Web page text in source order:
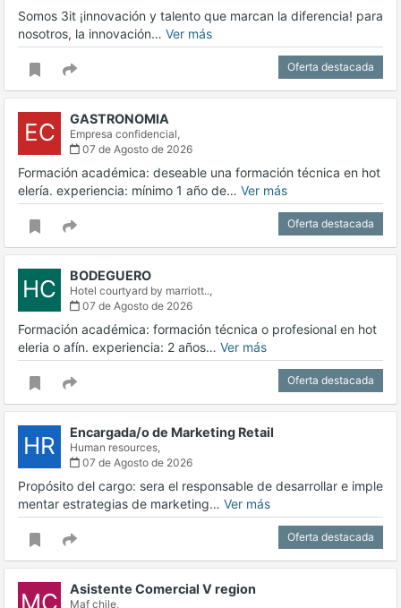
Somos 3it ¡innovación y talento que marcan la diferencia! para
nosotros, la innovación… Ver más
Oferta destacada
EC GASTRONOMIA
Empresa confidencial,
07 de Agosto de 2026
Formación académica: deseable una formación técnica en hot
elería. experiencia: mínimo 1 año de… Ver más
Oferta destacada
HC BODEGUERO
Hotel courtyard by marriott..,
07 de Agosto de 2026
Formación académica: formación técnica o profesional en hot
eleria o afín. experiencia: 2 años… Ver más
Oferta destacada
HR Encargada/o de Marketing Retail
Human resources,
07 de Agosto de 2026
Propósito del cargo: sera el responsable de desarrollar e imple
mentar estrategias de marketing… Ver más
Oferta destacada
MC Asistente Comercial V region
Maf chile,